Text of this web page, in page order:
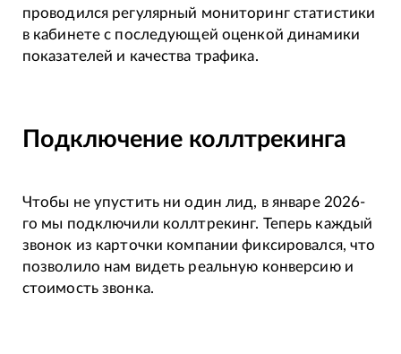
проводился регулярный мониторинг статистики
в кабинете с последующей оценкой динамики
показателей и качества трафика.
Подключение коллтрекинга
Чтобы не упустить ни один лид, в январе 2026-
го мы подключили коллтрекинг. Теперь каждый
звонок из карточки компании фиксировался, что
позволило нам видеть реальную конверсию и
стоимость звонка.